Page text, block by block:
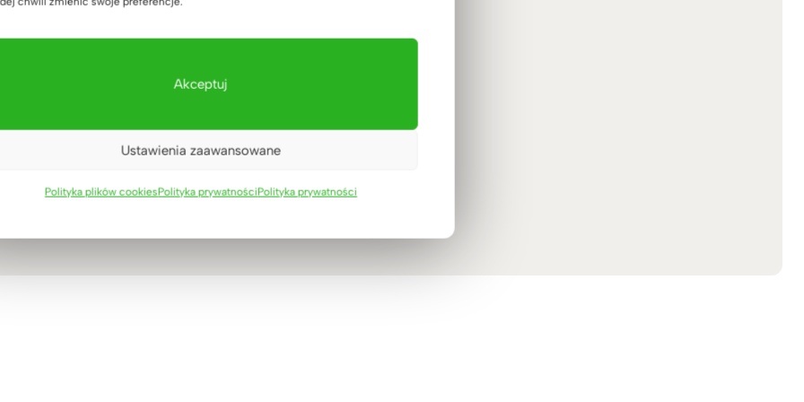
Akceptuj
Ustawienia zaawansowane
Polityka plików cookiesPolityka prywatnościPolityka prywatności